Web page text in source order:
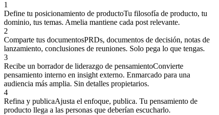
1
Define tu posicionamiento de productoTu filosofía de producto, tu
dominio, tus temas. Amelia mantiene cada post relevante.
2
Comparte tus documentosPRDs, documentos de decisión, notas de
lanzamiento, conclusiones de reuniones. Solo pega lo que tengas.
3
Recibe un borrador de liderazgo de pensamientoConvierte
pensamiento interno en insight externo. Enmarcado para una
audiencia más amplia. Sin detalles propietarios.
4
Refina y publicaAjusta el enfoque, publica. Tu pensamiento de
producto llega a las personas que deberían escucharlo.